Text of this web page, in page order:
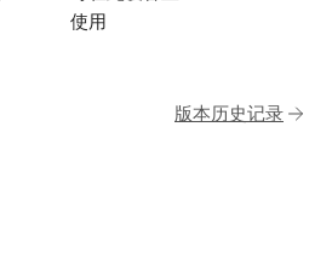
使用
版本历史记录